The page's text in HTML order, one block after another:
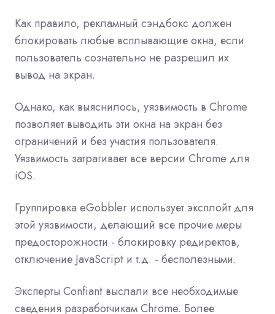
Как правило, рекламный сэндбокс должен
блокировать любые всплывающие окна, если
пользователь сознательно не разрешил их
вывод на экран.
Однако, как выяснилось, уязвимость в Chrome
позволяет выводить эти окна на экран без
ограничений и без участия пользователя.
Уязвимость затрагивает все версии Chrome для
iOS.
Группировка eGobbler использует эксплойт для
этой уязвимости, делающий все прочие меры
предосторожности - блокировку редиректов,
отключение JavaScript и т.д. - бесполезными.
Эксперты Confiant выслали все необходимые
сведения разработчикам Chrome. Более